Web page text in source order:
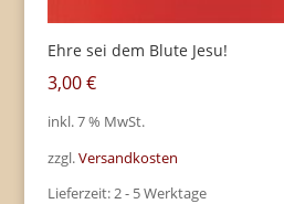
Ehre sei dem Blute Jesu!
3,00€
inkl. 7 % MwSt.
zzgl.Versandkosten
Lieferzeit:2 - 5 Werktage